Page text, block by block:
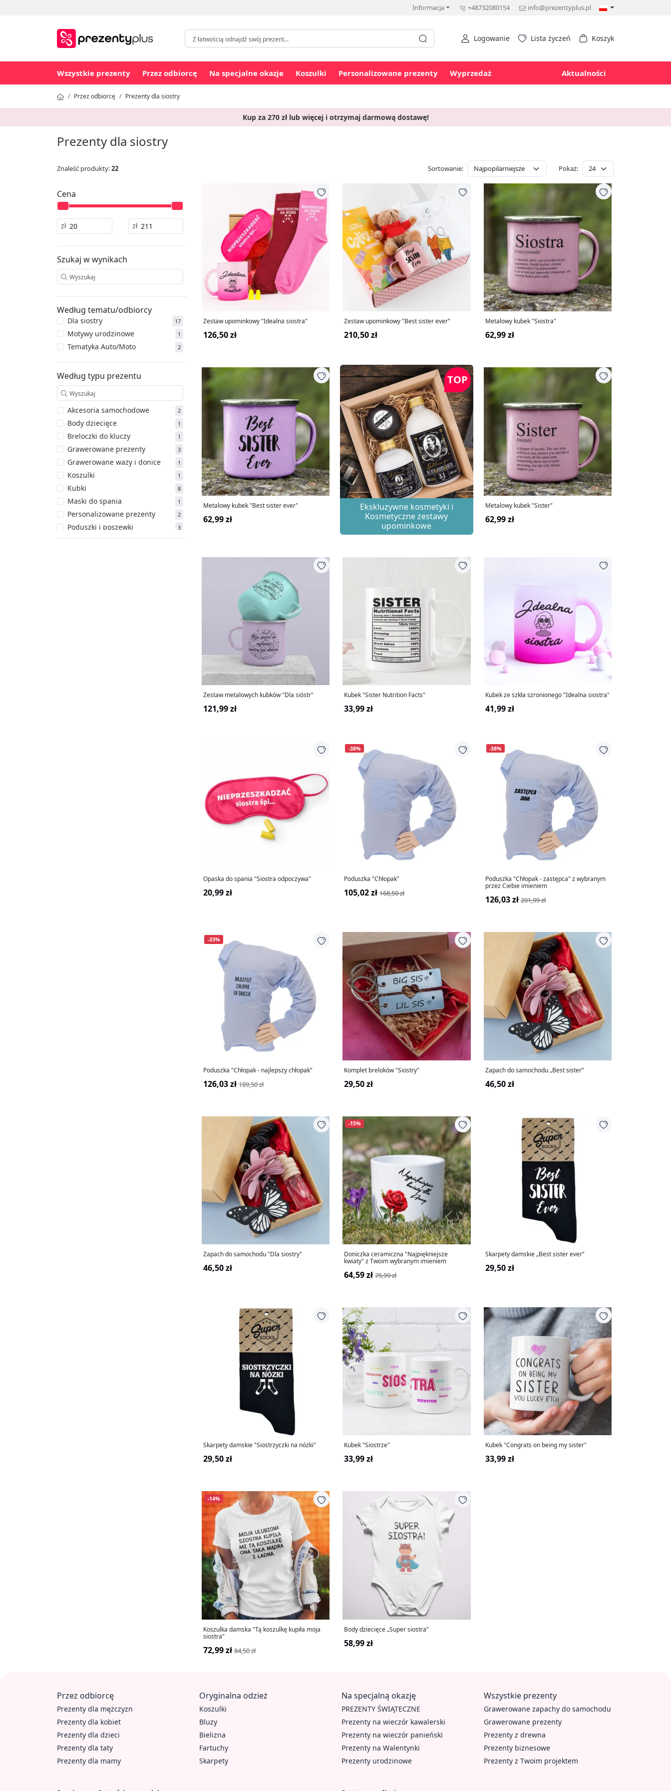
Informacja +48732080154 info@prezentyplus.pl
Logowanie Lista życzeń Koszyk
Wszystkie prezenty Przez odbiorcę Na specjalne okazje Koszulki Personalizowane prezenty Wyprzedaż Aktualności
Przez odbiorcę Prezenty dla siostry
Kup za 270 zł lub więcej i otrzymaj darmową dostawę!
Prezenty dla siostry
Znaleść produkty:22 Sortowanie: Pokaż:
Cena
zł zł
Szukaj w wynikach
Według tematu/odbiorcy
Dla siostry 17
Motywy urodzinowe 1
Tematyka Auto/Moto 2
Według typu prezentu
Akcesoria samochodowe 2
Body dziecięce 1
Breloczki do kluczy 1
Grawerowane prezenty 3
Grawerowane wazy i donice 1
Koszulki 1
Kubki 8
Maski do spania 1
Personalizowane prezenty 2
Poduszki i poszewki 3
Skarpety 2
Zestaw upominkowy "Idealna siostra"
126,50 zł
Zestaw upominkowy "Best sister ever"
210,50 zł
Metalowy kubek "Siostra"
62,99 zł
Metalowy kubek "Best sister ever"
62,99 zł
TOP
Ekskluzywne kosmetyki i
Kosmetyczne zestawy
upominkowe
Metalowy kubek "Sister"
62,99 zł
Zestaw metalowych kubków "Dla sióstr"
121,99 zł
Kubek "Sister Nutrition Facts"
33,99 zł
Kubek ze szkła szronionego "Idealna siostra"
41,99 zł
Opaska do spania "Siostra odpoczywa"
20,99 zł
-38%
Poduszka "Chłopak"
105,02 zł 168,50 zł
-38%
Poduszka "Chłopak - zastępca" z wybranym
przez Ciebie imieniem
126,03 zł 201,99 zł
-33%
Poduszka "Chłopak - najlepszy chłopak"
126,03 zł 189,50 zł
Komplet breloków "Siostry"
29,50 zł
Zapach do samochodu „Best sister”
46,50 zł
Zapach do samochodu "Dla siostry"
46,50 zł
-15%
Doniczka ceramiczna "Najpiękniejsze
kwiaty" z Twoim wybranym imieniem
64,59 zł 75,99 zł
Skarpety damskie „Best sister ever”
29,50 zł
Skarpety damskie "Siostrzyczki na nóżki"
29,50 zł
Kubek "Siostrze"
33,99 zł
Kubek "Congrats on being my sister"
33,99 zł
-14%
Koszulka damska "Tą koszulkę kupiła moja
siostra"
72,99 zł 84,50 zł
Body dziecięce „Super siostra”
58,99 zł
Przez odbiorcę
Prezenty dla mężczyzn
Prezenty dla kobiet
Prezenty dla dzieci
Prezenty dla taty
Prezenty dla mamy
Oryginalna odzież
Koszulki
Bluzy
Bielizna
Fartuchy
Skarpety
Na specjalną okazję
PREZENTY ŚWIĄTECZNE
Prezenty na wieczór kawalerski
Prezenty na wieczór panieński
Prezenty na Walentynki
Prezenty urodzinowe
Wszystkie prezenty
Grawerowane zapachy do samochodu
Grawerowane prezenty
Prezenty z drewna
Prezenty biznesowe
Prezenty z Twoim projektem